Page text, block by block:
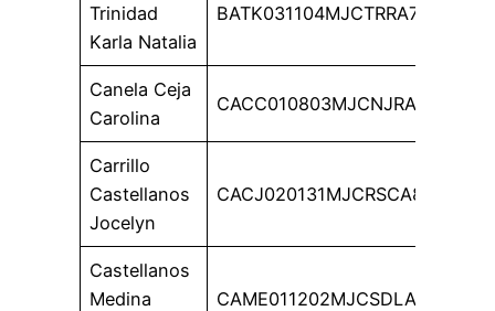
Trinidad
Karla Natalia
BATK031104MJCTRRA7
Canela Ceja
Carolina
CACC010803MJCNJRA8
Carrillo
Castellanos
Jocelyn
CACJ020131MJCRSCA8
Castellanos
Medina
CAME011202MJCSDLA6